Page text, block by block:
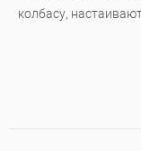
колбасу,